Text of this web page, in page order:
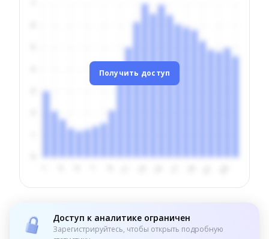
Получить доступ
Доступ к аналитике ограничен
Зарегистрируйтесь, чтобы открыть подробную